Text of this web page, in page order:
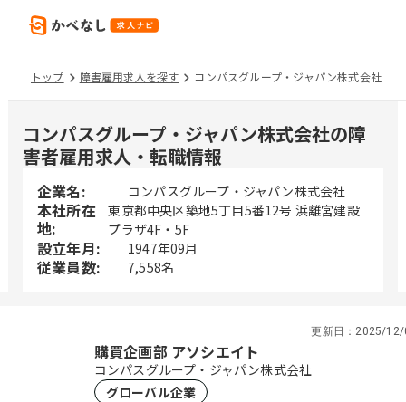
トップ 障害雇用求人を探す コンパスグループ・ジャパン株式会社
コンパスグループ・ジャパン株式会社の障
害者雇用求人・転職情報
企業名: コンパスグループ・ジャパン株式会社
本社所在
地:
東京都中央区築地5丁目5番12号 浜離宮建設
プラザ4F・5F
設立年月: 1947年09月
従業員数: 7,558名
更新日： 2025/12/
購買企画部 アソシエイト
コンパスグループ・ジャパン株式会社
グローバル企業